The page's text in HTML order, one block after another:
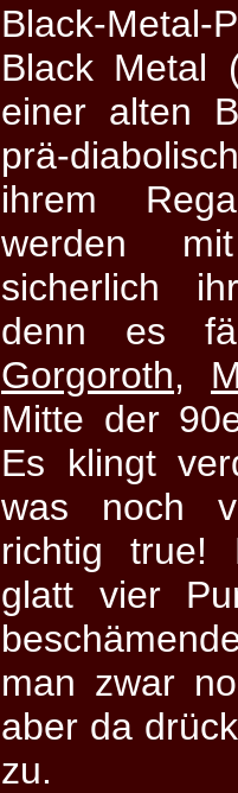
Black-
Black Metal
einer alten
prä-
ihrem
werden
sicherlich
denn es
Gorgoroth,
Mitte der
Es klingt
was noch
richtig true!
glatt vier
man zwar
aber da
zu.